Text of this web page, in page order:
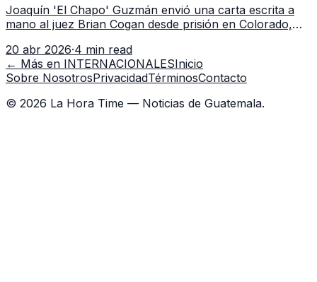
Joaquín 'El Chapo' Guzmán envió una carta escrita a
mano al juez Brian Cogan desde prisión en Colorado,
solicitando un trato justo en EE.UU.
20 abr 2026·4 min read
← Más en INTERNACIONALESInicio
Sobre NosotrosPrivacidadTérminosContacto
© 2026 La Hora Time — Noticias de Guatemala.